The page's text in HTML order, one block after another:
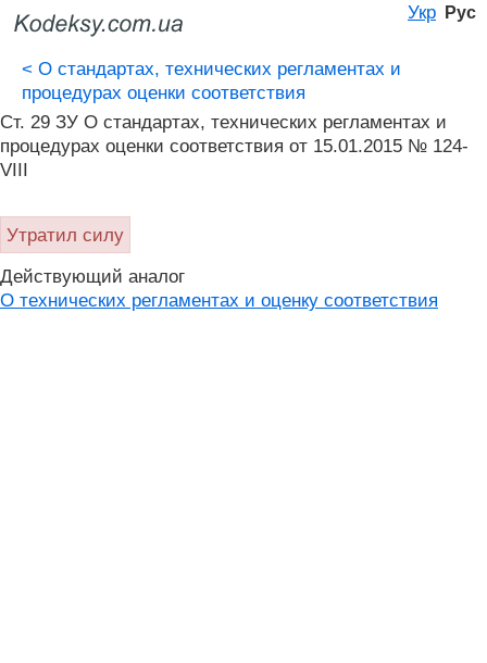
Укр Рус
< О стандартах, технических регламентах и ​​
процедурах оценки соответствия
Ст. 29 ЗУ О стандартах, технических регламентах и ​​
процедурах оценки соответствия от 15.01.2015 № 124-
VIII
Утратил силу
Действующий аналог
О технических регламентах и оценку соответствия